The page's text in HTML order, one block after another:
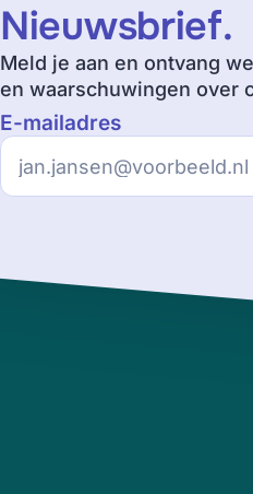
Nieuwsbrief.
Meld je aan en ontvang
en waarschuwingen over
E-mailadres